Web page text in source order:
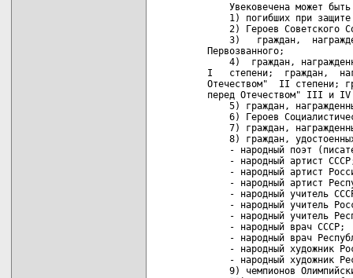
Увековечена может быть
1) погибших при
2) Героев Советского
3)   граждан,
   Первозванного;
4)  граждан,
I   степени;  граждан,
Отечеством"  II степени;
перед Отечеством" III и
5) граждан,
6) Героев
7) граждан,
8) граждан,
- народный поэт
- народный артист
- народный артист
- народный артист
- народный учитель
- народный учитель
- народный учитель
       - народный врач СССР;
- народный врач
- народный художник
- народный художник
9) чемпионов